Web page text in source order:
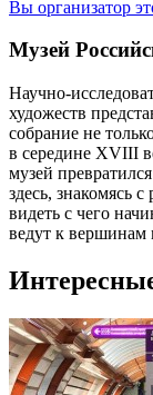
Вы организатор
Музей
Научно-
художеств
собрание не
в середине XVIII
музей
здесь, знакомясь
видеть с чего
ведут к вершинам